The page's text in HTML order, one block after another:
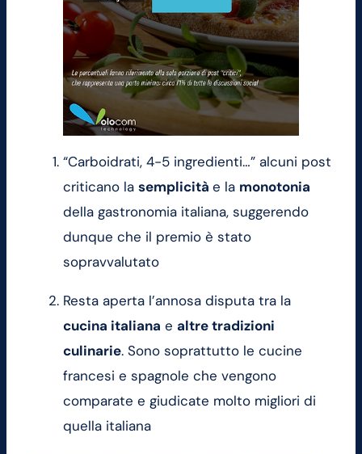
“Carboidrati, 4-5 ingredienti…” alcuni post
criticano la semplicità e la monotonia
della gastronomia italiana, suggerendo
dunque che il premio è stato
sopravvalutato
Resta aperta l’annosa disputa tra la
cucina italiana e altre tradizioni
culinarie. Sono soprattutto le cucine
francesi e spagnole che vengono
comparate e giudicate molto migliori di
quella italiana